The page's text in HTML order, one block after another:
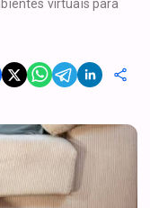
virtuais para